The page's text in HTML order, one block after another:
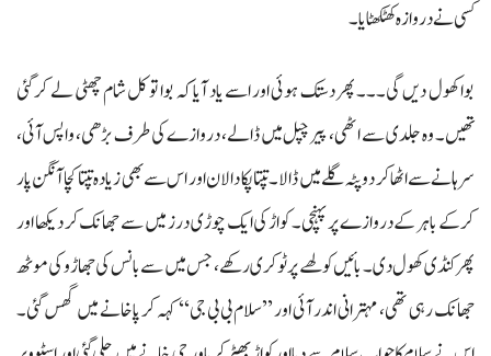
کسی نے دروازہ کھٹکھٹایا۔
بوا کھول دیں گی۔۔۔ پھر دستک ہوئی اور اسے یاد آیا کہ بوا تو کل شام چھٹی لے کر گئی
تھیں۔ وہ جلدی سے اٹھی، پیر چپل میں ڈالے، دروازے کی طرف بڑھی، واپس آئی،
سرہانے سےاٹھاکر دوپٹہ گلے میں ڈالا۔ تپتا پکا دالان اور اس سے بھی زیادہ تپتا کچا آنگن پار
کرکے باہر کے دروازے پر پہنچی۔ کواڑ کی ایک چوڑی درز میں سے جھانک کر دیکھا اور
پھر کنڈی کھول دی۔ بائیں کولھے پر ٹوکری رکھے، جس میں سے بانس کی جھاڑو کی موٹھ
جھانک رہی تھی، مہترانی اندر آئی اور ’’سلام بی بی جی‘‘ کہہ کر پاخانے میں گھس گئی۔